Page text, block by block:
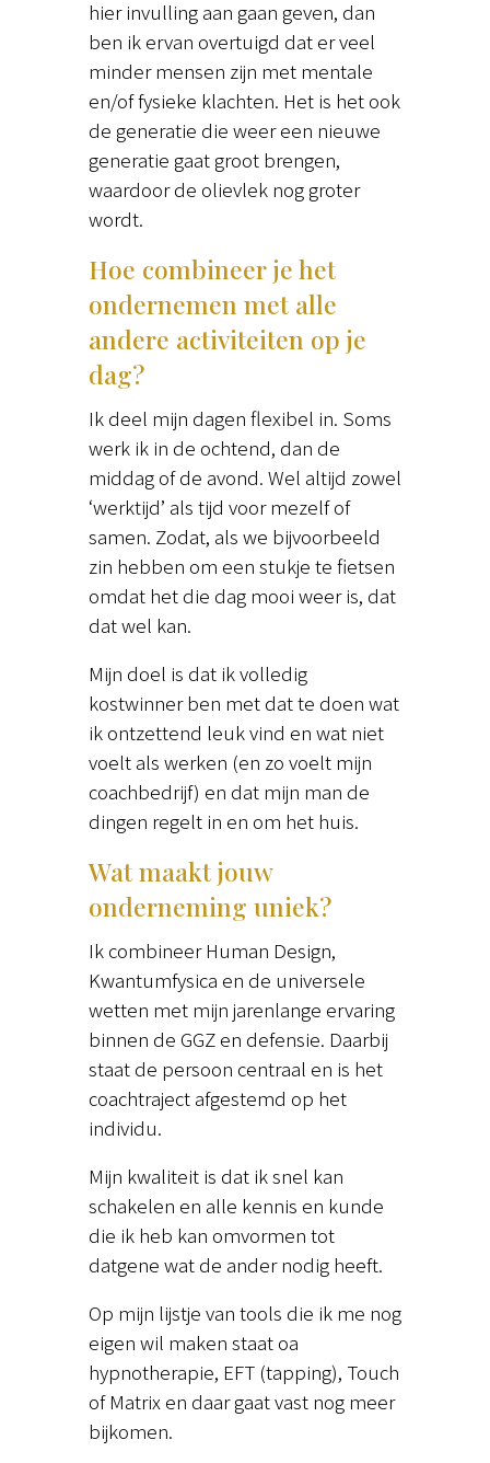
hier invulling aan gaan geven, dan
ben ik ervan overtuigd dat er veel
minder mensen zijn met mentale
en/of fysieke klachten. Het is het ook
de generatie die weer een nieuwe
generatie gaat groot brengen,
waardoor de olievlek nog groter
wordt.
Hoe combineer je het
ondernemen met alle
andere activiteiten op je
dag?
Ik deel mijn dagen flexibel in. Soms
werk ik in de ochtend, dan de
middag of de avond. Wel altijd zowel
‘werktijd’ als tijd voor mezelf of
samen. Zodat, als we bijvoorbeeld
zin hebben om een stukje te fietsen
omdat het die dag mooi weer is, dat
dat wel kan.
Mijn doel is dat ik volledig
kostwinner ben met dat te doen wat
ik ontzettend leuk vind en wat niet
voelt als werken (en zo voelt mijn
coachbedrijf) en dat mijn man de
dingen regelt in en om het huis.
Wat maakt jouw
onderneming uniek?
Ik combineer Human Design,
Kwantumfysica en de universele
wetten met mijn jarenlange ervaring
binnen de GGZ en defensie. Daarbij
staat de persoon centraal en is het
coachtraject afgestemd op het
individu.
Mijn kwaliteit is dat ik snel kan
schakelen en alle kennis en kunde
die ik heb kan omvormen tot
datgene wat de ander nodig heeft.
Op mijn lijstje van tools die ik me nog
eigen wil maken staat oa
hypnotherapie, EFT (tapping), Touch
of Matrix en daar gaat vast nog meer
bijkomen.